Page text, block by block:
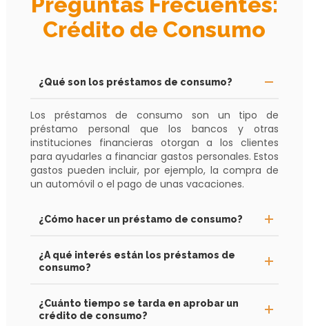
Crédito de Consumo
¿Qué son los préstamos de consumo?
Los préstamos de consumo son un tipo de
préstamo personal que los bancos y otras
instituciones financieras otorgan a los clientes
para ayudarles a financiar gastos personales. Estos
gastos pueden incluir, por ejemplo, la compra de
un automóvil o el pago de unas vacaciones.
¿Cómo hacer un préstamo de consumo?
¿A qué interés están los préstamos de
consumo?
¿Cuánto tiempo se tarda en aprobar un
crédito de consumo?